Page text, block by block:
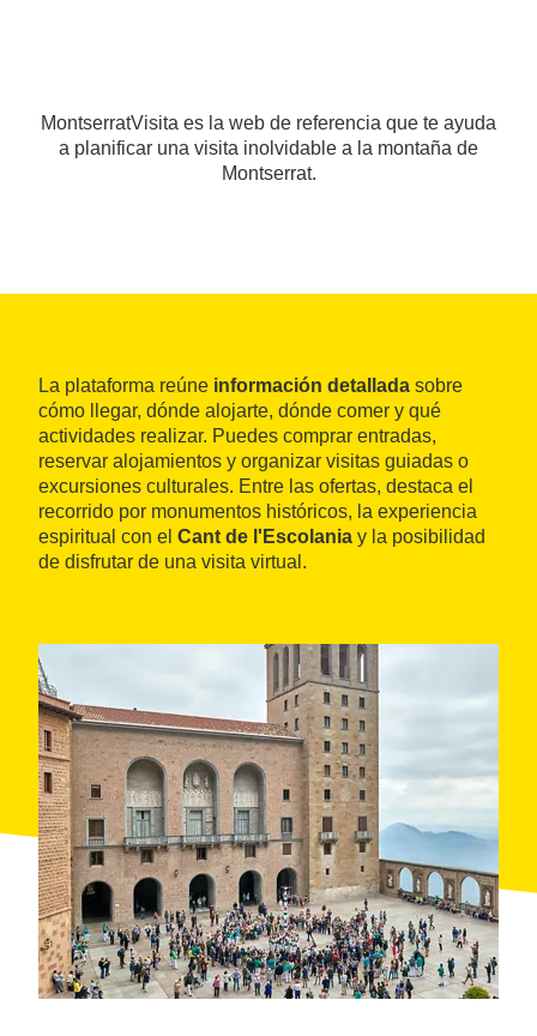
MontserratVisita es la web de referencia que te ayuda
a planificar una visita inolvidable a la montaña de
Montserrat.
La plataforma reúne información detallada sobre
cómo llegar, dónde alojarte, dónde comer y qué
actividades realizar. Puedes comprar entradas,
reservar alojamientos y organizar visitas guiadas o
excursiones culturales. Entre las ofertas, destaca el
recorrido por monumentos históricos, la experiencia
espiritual con el Cant de l'Escolania y la posibilidad
de disfrutar de una visita virtual.